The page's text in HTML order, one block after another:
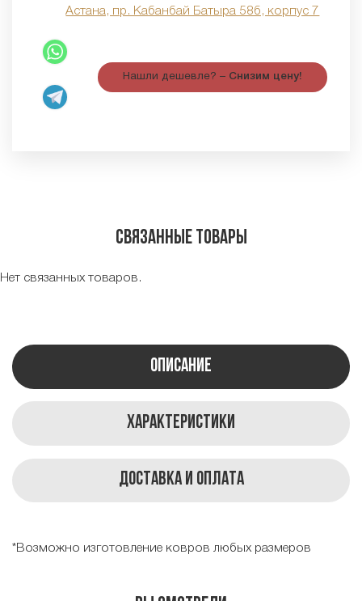
Астана, пр. Кабанбай Батыра 58б, корпус 7
Нашли дешевле? – Снизим цену!
Связанные товары
Нет связанных товаров.
Описание
Характеристики
Доставка и оплата
*Возможно изготовление ковров любых размеров